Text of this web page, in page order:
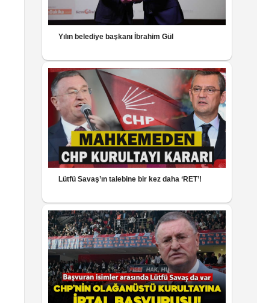
Yılın belediye başkanı İbrahim Gül
Lütfü Savaş’ın talebine bir kez daha ‘RET’!